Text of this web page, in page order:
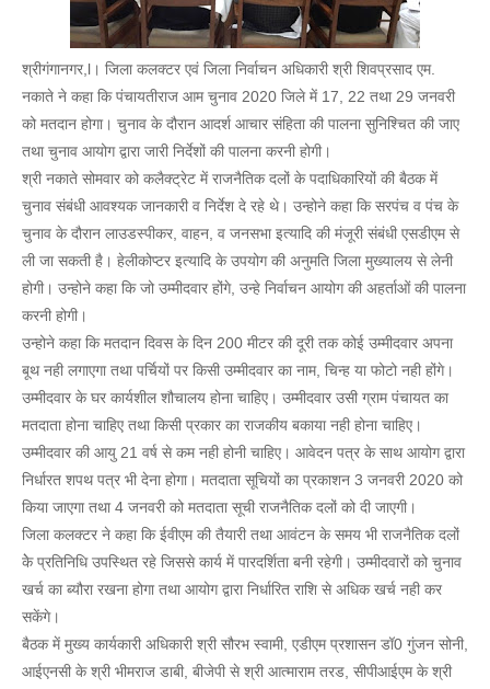
श्रीगंगानगर,l। जिला कलक्टर एवं जिला निर्वाचन अधिकारी श्री शिवप्रसाद एम.
नकाते ने कहा कि पंचायतीराज आम चुनाव 2020 जिले में 17, 22 तथा 29 जनवरी
को मतदान होगा। चुनाव के दौरान आदर्श आचार संहिता की पालना सुनिश्चित की जाए
तथा चुनाव आयोग द्वारा जारी निर्देशों की पालना करनी होगी।
श्री नकाते सोमवार को कलैक्ट्रेट में राजनैतिक दलों के पदाधिकारियों की बैठक में
चुनाव संबंधी आवश्यक जानकारी व निर्देश दे रहे थे। उन्होने कहा कि सरपंच व पंच के
चुनाव के दौरान लाउडस्पीकर, वाहन, व जनसभा इत्यादि की मंजूरी संबंधी एसडीएम से
ली जा सकती है। हेलीकोप्टर इत्यादि के उपयोग की अनुमति जिला मुख्यालय से लेनी
होगी। उन्होने कहा कि जो उम्मीदवार होंगे, उन्हे निर्वाचन आयोग की अहर्ताओं की पालना
करनी होगी।
उन्होने कहा कि मतदान दिवस के दिन 200 मीटर की दूरी तक कोई उम्मीदवार अपना
बूथ नही लगाएगा तथा पर्चियों पर किसी उम्मीदवार का नाम, चिन्ह या फोटो नही होंगे।
उम्मीदवार के घर कार्यशील शौचालय होना चाहिए। उम्मीदवार उसी ग्राम पंचायत का
मतदाता होना चाहिए तथा किसी प्रकार का राजकीय बकाया नही होना चाहिए।
उम्मीदवार की आयु 21 वर्ष से कम नही होनी चाहिए। आवेदन पत्र के साथ आयोग द्वारा
निर्धारत शपथ पत्र भी देना होगा। मतदाता सूचियों का प्रकाशन 3 जनवरी 2020 को
किया जाएगा तथा 4 जनवरी को मतदाता सूची राजनैतिक दलों को दी जाएगी।
जिला कलक्टर ने कहा कि ईवीएम की तैयारी तथा आवंटन के समय भी राजनैतिक दलों
केे प्रतिनिधि उपस्थित रहे जिससे कार्य में पारदर्शिता बनी रहेगी। उम्मीदवारों को चुनाव
खर्च का ब्यौरा रखना होगा तथा आयोग द्वारा निर्धारित राशि से अधिक खर्च नही कर
सकेंगे।
बैठक में मुख्य कार्यकारी अधिकारी श्री सौरभ स्वामी, एडीएम प्रशासन डाॅ0 गुंजन सोनी,
आईएनसी के श्री भीमराज डाबी, बीजेपी से श्री आत्माराम तरड, सीपीआईएम के श्री